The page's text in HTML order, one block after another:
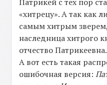
«хитрецу». А так как
самым хитрым
наследница хитрого
отчество Патрикеевна.
А вот есть такая
ошибочная версия: